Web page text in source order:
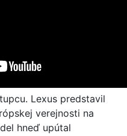
Lexus predstavil
verejnosti na
hneď upútal